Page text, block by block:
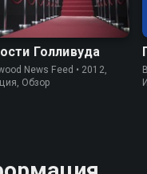
Голливуда
News Feed • 2012,
Обзор